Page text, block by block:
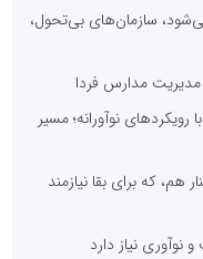
سازمان‌های بی‌تحول،
مدیریت مدارس فردا
نوآورانه؛ مسیر
که برای بقا نیازمند
نوآوری نیاز دارد